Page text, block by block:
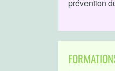
prévention